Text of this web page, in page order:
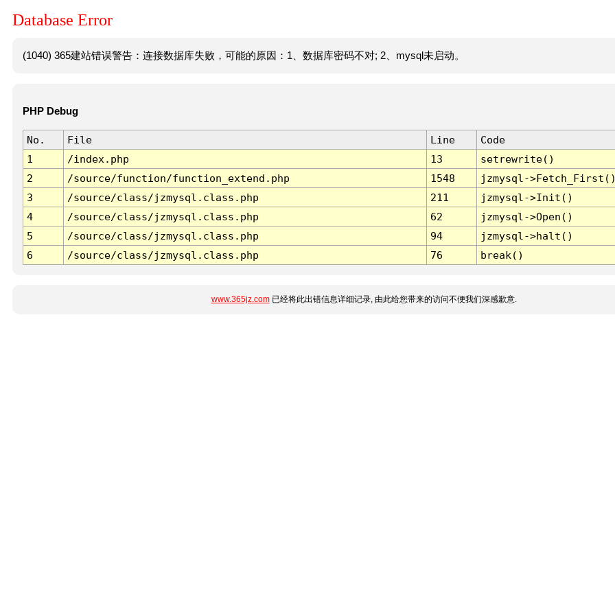
Database Error
(1040) 365建站错误警告：连接数据库失败，可能的原因：1、数据库密码不对; 2、mysql未启动。
PHP Debug
No. File Line
Code
1
/index.php 13
setrewrite()
2
/source/function/function_extend.php 1548
jzmysql-
3
/source/class/jzmysql.class.php 211
jzmysql->Init()
4
/source/class/jzmysql.class.php 62
jzmysql->Open()
5
/source/class/jzmysql.class.php 94
jzmysql->halt()
6
/source/class/jzmysql.class.php 76 break()
www.365jz.com已经将此出错信息详细记录, 由此给您带来的访问不便我们深感歉意.